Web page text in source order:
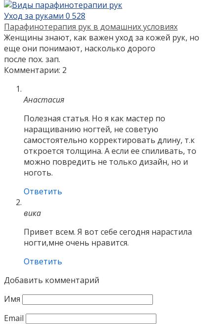
Уход за руками 0 528
Парафинотерапия рук в домашних условиях
Женщины знают, как важен уход за кожей рук, но
еще они понимают, насколько дорого
после пох. зап.
Комментарии: 2
Анастасия
Полезная статья. Но я как мастер по
наращиванию ногтей, не советую
самостоятельно корректировать длину, т.к
откроется толщина. А если ее спиливать, то
можно повредить не только дизайн, но и
ноготь.
Ответить
вика
Привет всем. Я вот себе сегодня нарастила
ногти,мне очень нравится.
Ответить
Добавить комментарий
Имя
Email